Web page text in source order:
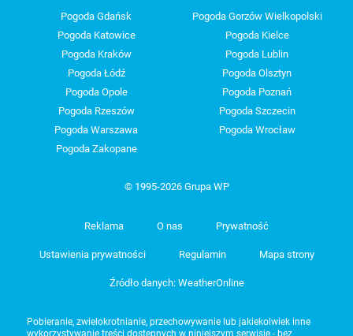
Pogoda Gdańsk
Pogoda Gorzów Wielkopolski
Pogoda Katowice
Pogoda Kielce
Pogoda Kraków
Pogoda Lublin
Pogoda Łódź
Pogoda Olsztyn
Pogoda Opole
Pogoda Poznań
Pogoda Rzeszów
Pogoda Szczecin
Pogoda Warszawa
Pogoda Wrocław
Pogoda Zakopane
© 1995-2026 Grupa WP
Reklama O nas Prywatność
Ustawienia prywatności Regulamin Mapa strony
Źródło danych: WeatherOnline
Pobieranie, zwielokrotnianie, przechowywanie lub jakiekolwiek inne
wykorzystywanie treści dostępnych w niniejszym serwisie - bez